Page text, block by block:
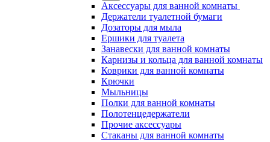
Аксессуары для ванной комнаты
Держатели туалетной бумаги
Дозаторы для мыла
Ершики для туалета
Занавески для ванной комнаты
Карнизы и кольца для ванной комнаты
Коврики для ванной комнаты
Крючки
Мыльницы
Полки для ванной комнаты
Полотенцедержатели
Прочие аксессуары
Стаканы для ванной комнаты